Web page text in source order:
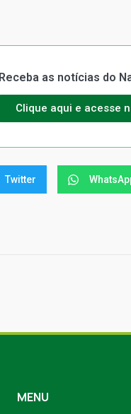
Receba as notícias do
Clique aqui e acesse
Twitter
MENU